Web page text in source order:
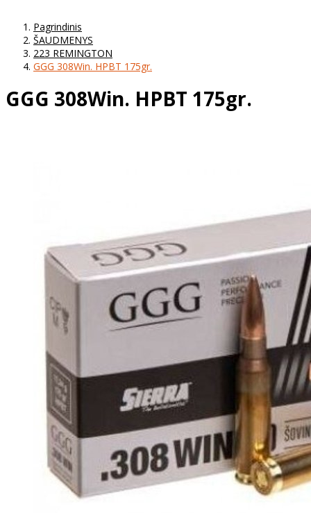
Pagrindinis
ŠAUDMENYS
223 REMINGTON
GGG 308Win. HPBT 175gr.
GGG 308Win. HPBT 175gr.